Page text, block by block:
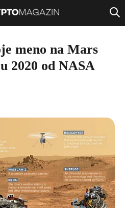
meno na Mars
2020 od NASA